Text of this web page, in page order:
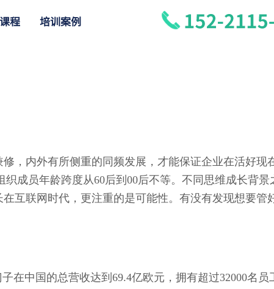
程 培训案例
，内外有所侧重的同频发展，才能保证企业在活好现
成员年龄跨度从60后到00后不等。不同思维成长背景
联网时代，更注重的是可能性。有没有发现想要管
中国的总营收达到69.4亿欧元，拥有超过32000名员